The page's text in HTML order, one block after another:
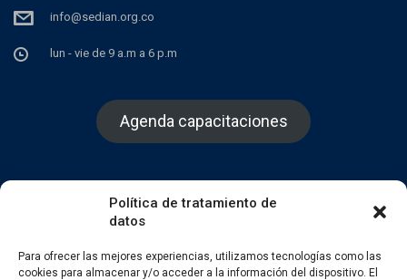
Política de tratamiento de
datos
Para ofrecer las mejores experiencias, utilizamos tecnologías como las
cookies para almacenar y/o acceder a la información del dispositivo. El
info@sedian.org.co
lun - vie de 9 a.m a 6 p.m
Agenda capacitaciones